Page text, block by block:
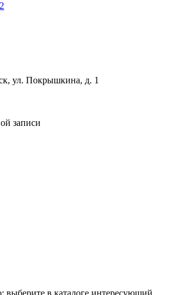
ул. Покрышкина, д. 1
записи
выберите в каталоге интересующий